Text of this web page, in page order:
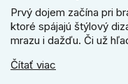
Prvý dojem začína pri
ktoré spájajú štýlový
mrazu i dažďu. Či už
vydrží roky. Zabezpečte
Čítať viac